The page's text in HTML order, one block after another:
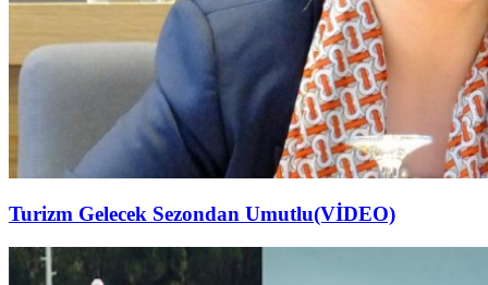
Turizm Gelecek Sezondan Umutlu(VİDEO)